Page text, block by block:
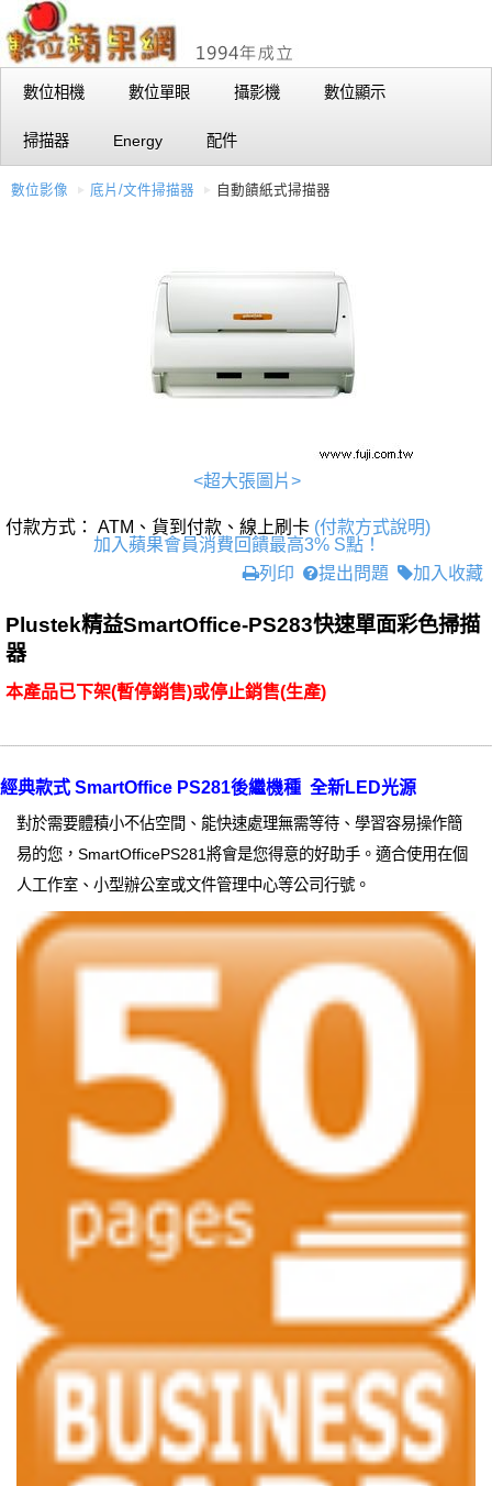
數位相機 數位單眼 攝影機 數位顯示
掃描器 Energy 配件
數位影像 底片/文件掃描器 自動饋紙式掃描器
<超大張圖片>
付款方式： ATM、貨到付款、線上刷卡 (付款方式說明)
加入蘋果會員消費回饋最高3% S點！
列印
提出問題 加入收藏
Plustek精益SmartOffice-PS283快速單面彩色掃描
器
本產品已下架(暫停銷售)或停止銷售(生產)
經典款式 SmartOffice PS281後繼機種 全新LED光源
對於需要體積小不佔空間、能快速處理無需等待、學習容易操作簡
易的您，SmartOfficePS281將會是您得意的好助手。適合使用在個
人工作室、小型辦公室或文件管理中心等公司行號。